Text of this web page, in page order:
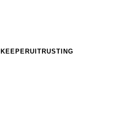
KEEPERUITRUSTING